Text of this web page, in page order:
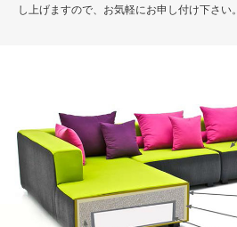
し上げますので、お気軽にお申し付け下さい。